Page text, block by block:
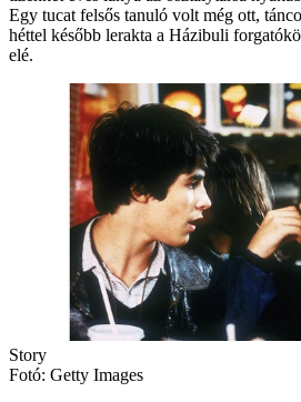
Egy tucat felsős tanuló volt még ott,
héttel később lerakta a Házibuli
elé.
Story
Fotó: Getty Images